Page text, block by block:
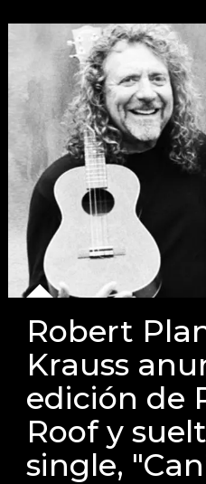
Robert
Krauss
edición de
Roof y
single,